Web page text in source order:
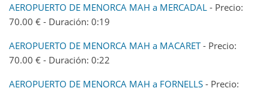
AEROPUERTO DE MENORCA MAH a MERCADAL - Precio:
70.00 € - Duración: 0:19
AEROPUERTO DE MENORCA MAH a MACARET- Precio:
70.00 € - Duración: 0:22
AEROPUERTO DE MENORCA MAH a FORNELLS - Precio: